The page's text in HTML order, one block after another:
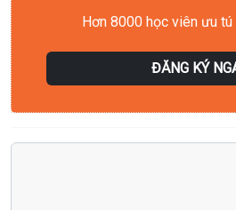
Hơn 8000 học viên ưu
ĐĂNG KÝ